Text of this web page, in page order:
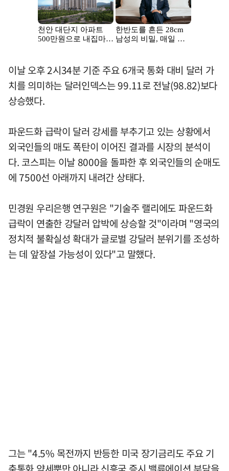
이날 오후 2시34분 기준 주요 6개국 통화 대비 달러 가
치를 의미하는 달러인덱스는 99.11로 전날(98.82)보다
상승했다.
파운드화 급락이 달러 강세를 부추기고 있는 상황에서
외국인들의 매도 폭탄이 이어진 결과를 시장의 분석이
다. 코스피는 이날 8000을 돌파한 후 외국인들의 순매도
에 7500선 아래까지 내려간 상태다.
민경원 우리은행 연구원은 "기술주 랠리에도 파운드화
급락이 연출한 강달러 압박에 상승할 것"이라며 "영국의
정치적 불확실성 확대가 글로벌 강달러 분위기를 조성하
는 데 앞장설 가능성이 있다"고 말했다.
그는 "4.5% 목전까지 반등한 미국 장기금리도 주요 기